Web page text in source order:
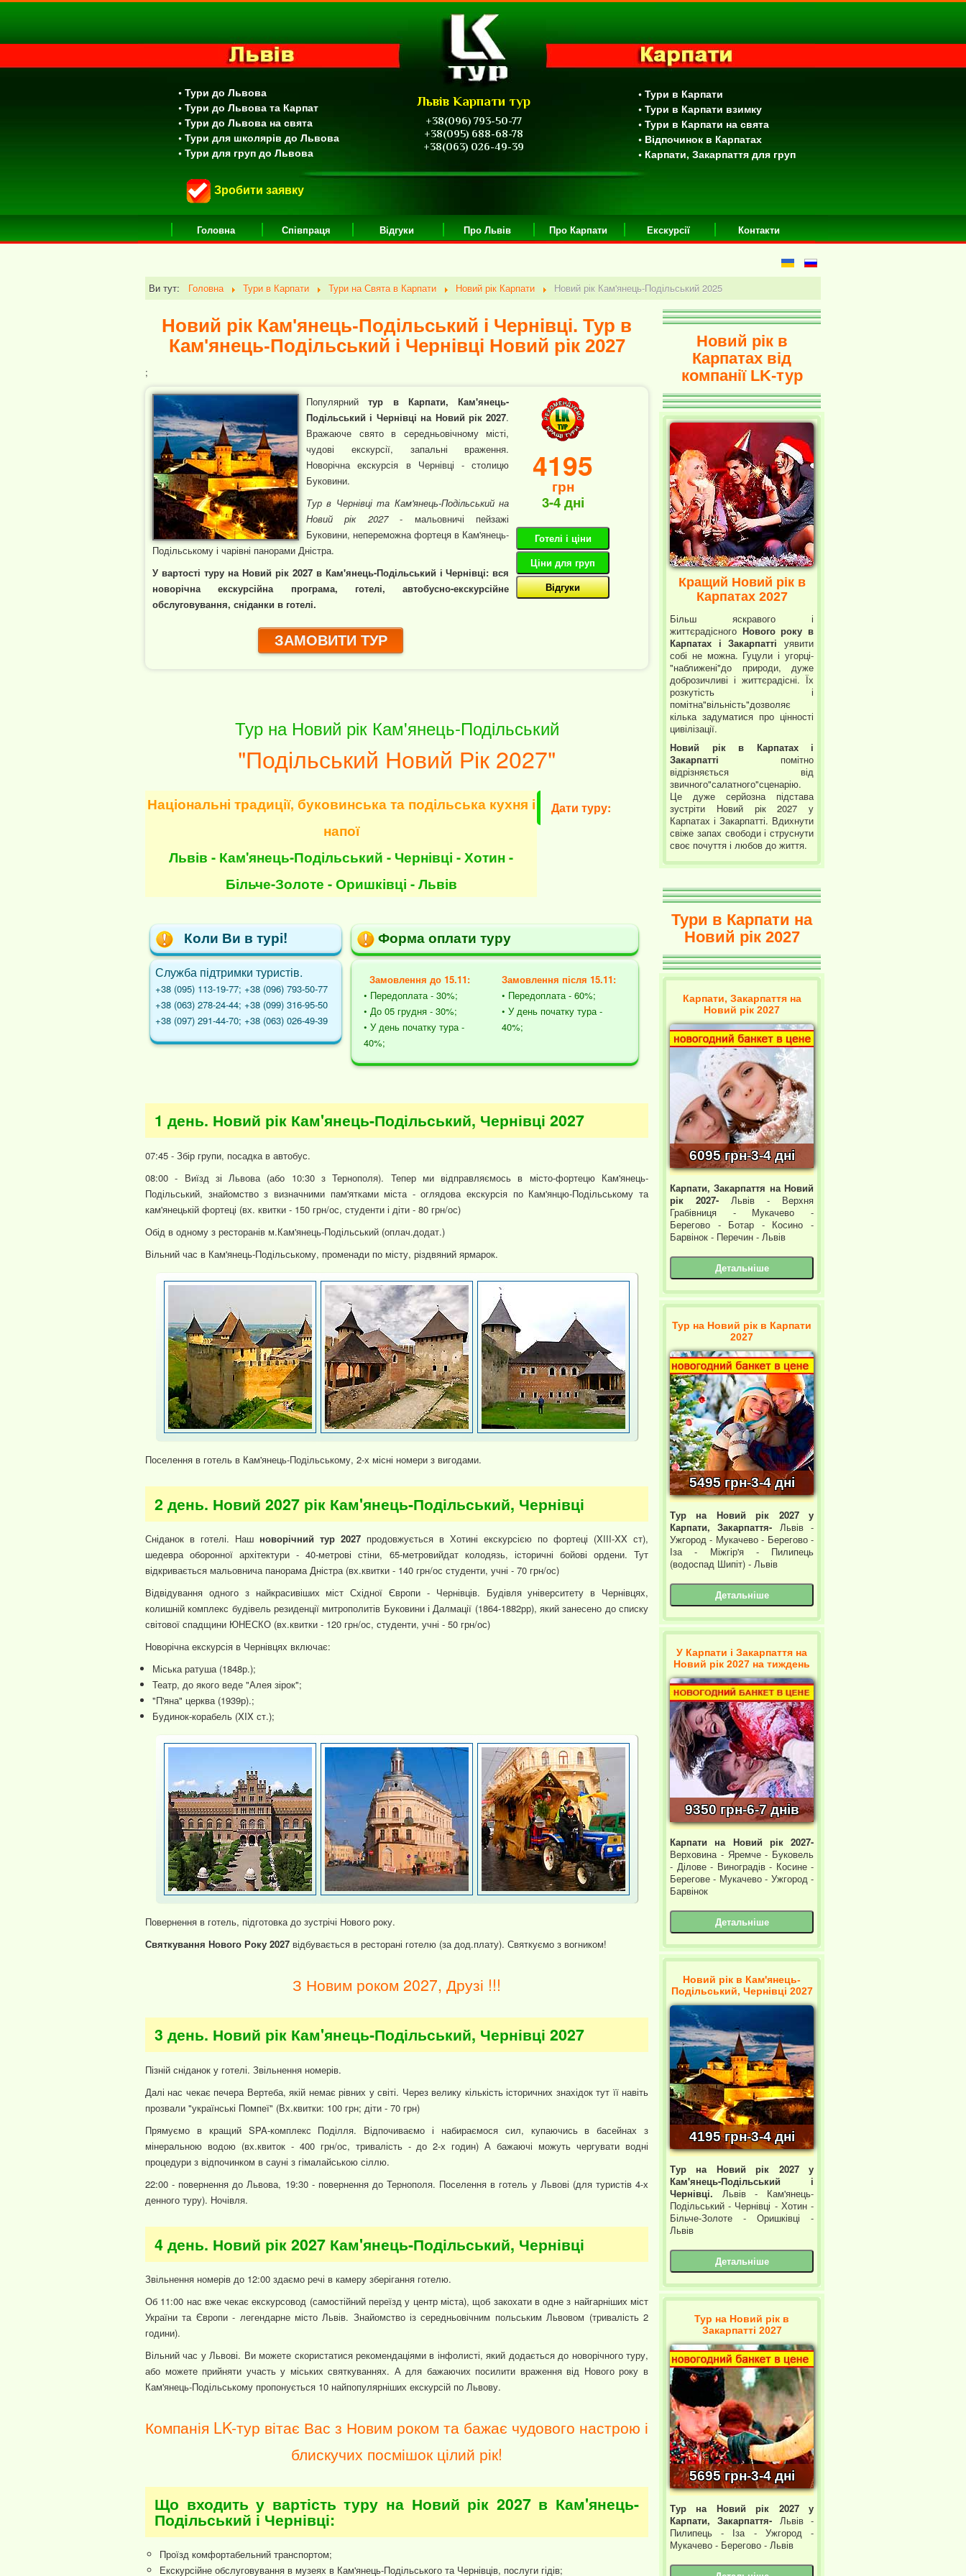
• Тури до Львова
• Тури до Львова та Карпат
• Тури до Львова на свята
• Тури для школярів до Львова
• Тури для груп до Львова
Львів Карпати тур
+38(096) 793-50-77
+38(095) 688-68-78
+38(063) 026-49-39
• Тури в Карпати
• Тури в Карпати взимку
• Тури в Карпати на свята
• Відпочинок в Карпатах
• Карпати, Закарпаття для груп
Зробити заявку
Головна Співпраця Відгуки Про Львів Про Карпати Екскурсії Контакти
Ви тут: Головна Тури в Карпати Тури на Свята в Карпати Новий рік Карпати Новий рік Кам'янець-Подільський 2025
Новий рік Кам'янець-Подільський і Чернівці. Тур в
Кам'янець-Подільський і Чернівці Новий рік 2027
;
Популярнийтур в Карпати, Кам'янець-
Подільський і Чернівці на Новий рік 2027.
Вражаюче свято в середньовічному місті,
чудові екскурсії, запальні враження.
Новорічна екскурсія в Чернівці - столицю
Буковини.
Тур в Чернівці та Кам'янець-Подільський на
Новий рік 2027- мальовничі пейзажі
Буковини, непереможна фортеця в Кам'янець-
Подільському і чарівні панорами Дністра.
У вартості туру на Новий рік 2027 в Кам'янець-Подільський і Чернівці: вся
новорічна екскурсійна програма, готелі, автобусно-екскурсійне
обслуговування, сніданки в готелі.
ЗАМОВИТИ ТУР
4195
грн
3-4 дні
Готелі і ціни
Ціни для груп
Відгуки
Тур на Новий рік Кам'янець-Подільський
"Подільський Новий Рік 2027"
Дати туру:
Національні традиції, буковинська та подільська кухня і
напої
Львів - Кам'янець-Подільський - Чернівці - Хотин -
Більче-Золоте - Оришківці - Львів
Коли Ви в турі!
Служба підтримки туристів.
+38 (095) 113-19-77; +38 (096) 793-50-77
+38 (063) 278-24-44; +38 (099) 316-95-50
+38 (097) 291-44-70; +38 (063) 026-49-39
Форма оплати туру
Замовлення до 15.11:
• Передоплата - 30%;
• До 05 грудня - 30%;
• У день початку тура -
40%;
Замовлення після 15.11:
• Передоплата - 60%;
• У день початку тура -
40%;
1 день. Новий рік Кам'янець-Подільський, Чернівці 2027
07:45 - Збір групи, посадка в автобус.
08:00 - Виїзд зі Львова (або 10:30 з Тернополя). Тепер ми відправляємось в місто-фортецю Кам'янець-
Подільський, знайомство з визначними пам'ятками міста - оглядова екскурсія по Кам'янцю-Подільському та
кам'янецькій фортеці (вх. квитки - 150 грн/ос, студенти і діти - 80 грн/ос)
Обід в одному з ресторанів м.Кам'янець-Подільський (оплач.додат.)
Вільний час в Кам'янець-Подільському, променади по місту, різдвяний ярмарок.
Поселення в готель в Кам'янець-Подільському, 2-х місні номери з вигодами.
2 день. Новий 2027 рік Кам'янець-Подільський, Чернівці
Сніданок в готелі. Наш новорічний тур 2027 продовжується в Хотині екскурсією по фортеці (XIII-XX ст),
шедевра оборонної архітектури - 40-метрові стіни, 65-метровийдат колодязь, історичні бойові ордени. Тут
відкривається мальовнича панорама Дністра (вх.квитки - 140 грн/ос студенти, учні - 70 грн/ос)
Відвідування одного з найкрасивіших міст Східної Європи - Чернівців. Будівля університету в Чернівцях,
колишній комплекс будівель резиденції митрополитів Буковини і Далмації (1864-1882рр), який занесено до списку
світової спадщини ЮНЕСКО (вх.квитки - 120 грн/ос, студенти, учні - 50 грн/ос)
Новорічна екскурсія в Чернівцях включає:
Міська ратуша (1848р.);
Театр, до якого веде "Алея зірок";
"П'яна" церква (1939р).;
Будинок-корабель (XIX ст.);
Повернення в готель, підготовка до зустрічі Нового року.
Святкування Нового Року 2027 відбувається в ресторані готелю (за дод.плату). Святкуємо з вогником!
З Новим роком 2027, Друзі !!!
3 день. Новий рік Кам'янець-Подільський, Чернівці 2027
Пізній сніданок у готелі. Звільнення номерів.
Далі нас чекає печера Вертеба, якій немає рівних у світі. Через велику кількість історичних знахідок тут її навіть
прозвали "українські Помпеї" (Вх.квитки: 100 грн; діти - 70 грн)
Прямуємо в кращий SPA-комплекс Поділля. Відпочиваємо і набираємося сил, купаючись в басейнах з
мінеральною водою (вх.квиток - 400 грн/ос, тривалість - до 2-х годин) А бажаючі можуть чергувати водні
процедури з відпочинком в сауні з гімалайською сіллю.
22:00 - повернення до Львова, 19:30 - повернення до Тернополя. Поселення в готель у Львові (для туристів 4-х
денного туру). Ночівля.
4 день. Новий рік 2027 Кам'янець-Подільський, Чернівці
Звільнення номерів до 12:00 здаємо речі в камеру зберігання готелю.
Об 11:00 нас вже чекає екскурсовод (самостійний переїзд у центр міста), щоб закохати в одне з найгарніших міст
України та Європи - легендарне місто Львів. Знайомство із середньовічним польським Львовом (тривалість 2
години).
Вільний час у Львові. Ви можете скористатися рекомендаціями в інфолисті, який додається до новорічного туру,
або можете прийняти участь у міських святкуваннях. А для бажаючих посилити враження від Нового року в
Кам'янець-Подільському пропонується 10 найпопулярніших екскурсій по Львову.
Компанія LK-тур вітає Вас з Новим роком та бажає чудового настрою і
блискучих посмішок цілий рік!
Що входить у вартість туру на Новий рік 2027 в Кам'янець-
Подільський і Чернівці:
Проїзд комфортабельний транспортом;
Екскурсійне обслуговування в музеях в Кам'янець-Подільського та Чернівців, послуги гідів;
Новий рік в
Карпатах від
компанії LK-тур
Кращий Новий рік в
Карпатах 2027
Більш яскравого і
життєрадісного Нового року в
Карпатах і Закарпатті уявити
собі не можна. Гуцули і угорці-
"наближені"до природи, дуже
доброзичливі і життєрадісні. Їх
розкутість і
помітна"вільність"дозволяє
кілька задуматися про цінності
цивілізації.
Новий рік в Карпатах і
Закарпатті помітно
відрізняється від
звичного"салатного"сценарію.
Це дуже серйозна підстава
зустріти Новий рік 2027 у
Карпатах і Закарпатті. Вдихнути
свіже запах свободи і струснути
своє почуття і любов до життя.
Тури в Карпати на
Новий рік 2027
Карпати, Закарпаття на
Новий рік 2027
6095 грн-3-4 дні
Карпати, Закарпаття на Новий
рік 2027- Львів - Верхня
Грабівниця - Мукачево -
Берегово - Ботар - Косино -
Барвінок - Перечин - Львів
Детальніше
Тур на Новий рік в Карпати
2027
5495 грн-3-4 дні
Тур на Новий рік 2027 у
Карпати, Закарпаття- Львів -
Ужгород - Мукачево - Берегово -
Іза - Міжгір'я - Пилипець
(водоспад Шипіт) - Львів
Детальніше
У Карпати і Закарпаття на
Новий рік 2027 на тиждень
9350 грн-6-7 днів
Карпати на Новий рік 2027-
Верховина - Яремче - Буковель
- Ділове - Виноградів - Косине -
Берегове - Мукачево - Ужгород -
Барвінок
Детальніше
Новий рік в Кам'янець-
Подільський, Чернівці 2027
4195 грн-3-4 дні
Тур на Новий рік 2027 у
Кам'янець-Подільський і
Чернівці. Львів - Кам'янець-
Подільський - Чернівці - Хотин -
Більче-Золоте - Оришківці -
Львів
Детальніше
Тур на Новий рік в
Закарпатті 2027
5695 грн-3-4 дні
Тур на Новий рік 2027 у
Карпати, Закарпаття- Львів -
Пилипець - Іза - Ужгород -
Мукачево - Берегово - Львів